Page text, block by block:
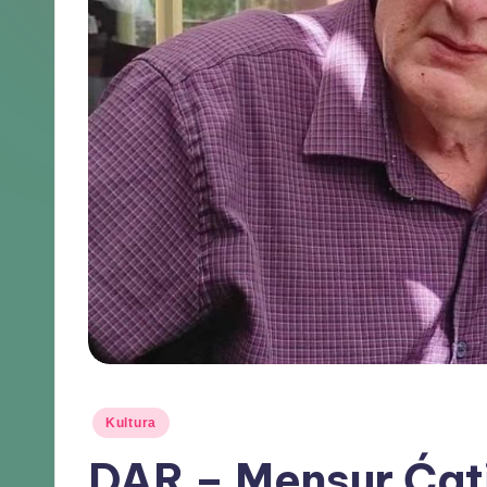
Kultura